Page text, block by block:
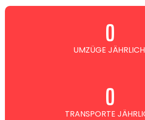
UMZÜGE0
TRANSPORTE
0